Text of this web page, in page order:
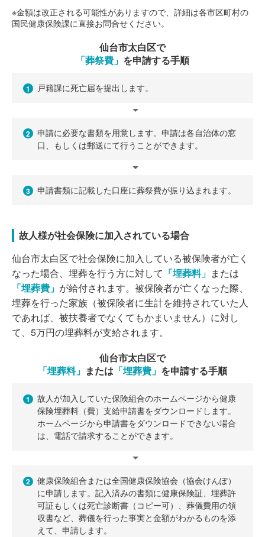
※金額は改正される可能性がありますので、詳細は各市区町村の
国民健康保険課に直接お問合せください。
仙台市太白区で
「葬祭費」 を申請する手順
1 戸籍課に死亡届を提出します。
2
申請に必要な書類を用意します。申請は各自治体の窓
口、もしくは郵送にて行うことができます。
3 申請書類に記載した口座に葬祭費が振り込まれます。
故人様が社会保険に加入されている場合
仙台市太白区で社会保険に加入している被保険者が亡く
なった場合、埋葬を行う方に対して 「埋葬料」 または
「埋葬費」 が給付されます。被保険者が亡くなった際、
埋葬を行った家族（被保険者に生計を維持されていた人
であれば、被扶養者でなくてもかまいません）に対し
て、5万円の埋葬料が支給されます。
仙台市太白区で
「埋葬料」 または 「埋葬費」 を申請する手順
1
故人が加入していた保険組合のホームページから健康
保険埋葬料（費）支給申請書をダウンロードします。
ホームページから申請書をダウンロードできない場合
は、電話で請求することができます。
2
健康保険組合または全国健康保険協会（協会けんぽ）
に申請します。記入済みの書類に健康保険証、埋葬許
可証もしくは死亡診断書（コピー可）、葬儀費用の領
収書など、葬儀を行った事実と金額がわかるものを添
えて、申請します。